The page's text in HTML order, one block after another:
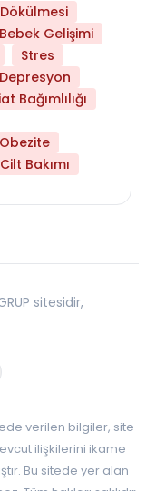
Bebek Gelişimi
Stres
Depresyon
Bağımlılığı
Obezite
Cilt Bakımı
sitesidir,
verilen bilgiler, site
ilişkilerini ikame
Bu sitede yer alan